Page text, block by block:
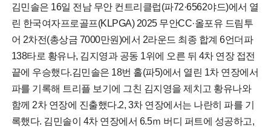
김민솔은 16일 전남 무안 컨트리클럽(파72·6562야드)에서 열
린 한국여자프로골프(KLPGA) 2025 무안CC·올포유 드림투
어 2차전(총상금 7000만원)에서 2라운드 최종 합계 6언더파
138타로 황유나, 김지영과 공동 1위에 오른 뒤 4차 연장 접전
끝에 우승했다.김민솔은 18번 홀(파5)에서 열린 1차 연장에서
파를 기록해 트리플 보기에 그친 김지영을 제치고 황유나와
함께 2차 연장에 진출했다.2, 3차 연장에서는 나란히 파를 기
록했다. 김민솔이 4차 연장에서 6.5ｍ 버디 퍼트에 성공하고,